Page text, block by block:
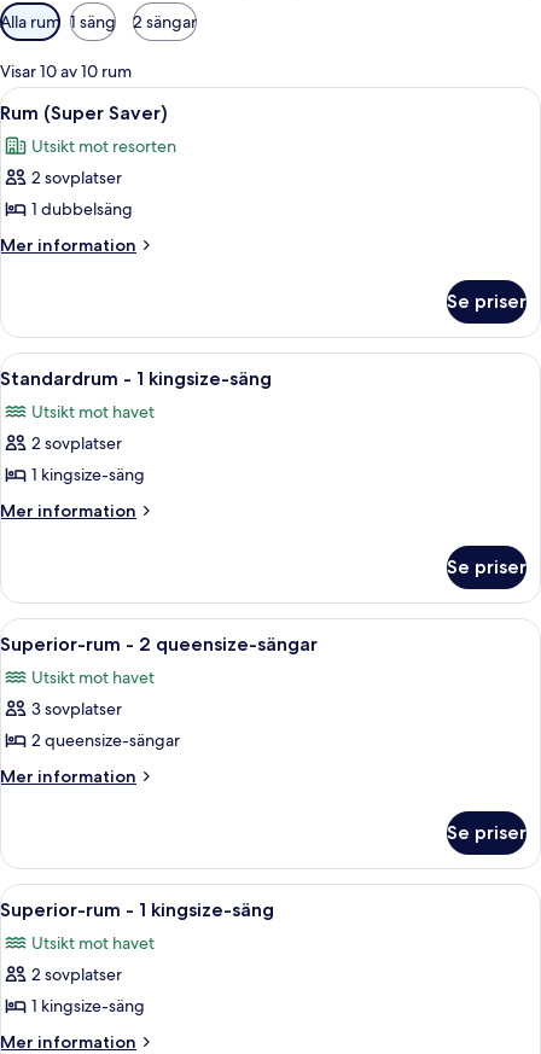
Tillgängliga
filter
för
rum
Alla rum 1 säng 2 sängar
Visar 10 av 10 rum
Öppna
alla
foton
för
Rum
(Super
Ett hotellrum med en säng, en
4
Rum (Super Saver)
Utsikt mot resorten
2 sovplatser
1 dubbelsäng
Mer information
Mer
(Super
Saver)
Se priser
Öppna
alla
foton
för
Standardrum
-
säng
Ett hotellrum med en säng, en byrå,
5
Standardrum - 1 kingsize-säng
Utsikt mot havet
2 sovplatser
1 kingsize-säng
Mer information
Mer
-
kingsize-
säng
Se priser
Öppna
alla
foton
för
Superior-
rum
queensize-
sängar
Ett hotellrum med två sängar, en
6
Superior-rum - 2 queensize-sängar
Utsikt mot havet
3 sovplatser
2 queensize-sängar
Mer information
Mer
rum
2
queensize-
sängar
Se priser
Öppna
alla
foton
för
Superior-
rum
Ett rum med en säng, en hylla med
7
Superior-rum - 1 kingsize-säng
Utsikt mot havet
2 sovplatser
1 kingsize-säng
Mer information
Mer